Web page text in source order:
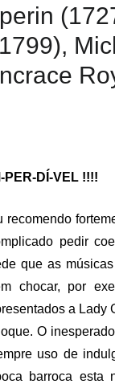
PER-DÍ-VEL !!!!
recomendo
pedir
que as
chocar, por
a Lady
O
uso de
barroca esta